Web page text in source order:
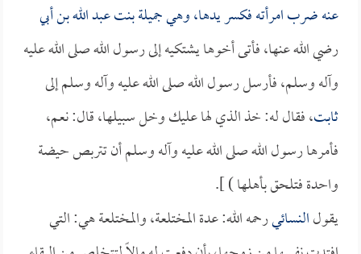
عنه ضرب امرأته فكسر يدها، وهيجميلة بنت عبد الله بن أبي
رضي الله عنها، فأتى أخوها يشتكيه إلى رسول الله صلى الله عليه
وآله وسلم، فأرسل رسول الله صلى الله عليه وآله وسلم إلى
ثابت، فقال له: خذ الذي لها عليك وخل سبيلها، قال: نعم،
فأمرها رسول الله صلى الله عليه وآله وسلم أن تتربص حيضة
واحدة فتلحق بأهلها ) ].
يقولالنسائيرحمه الله: عدة المختلعة، والمختلعة هي: التي